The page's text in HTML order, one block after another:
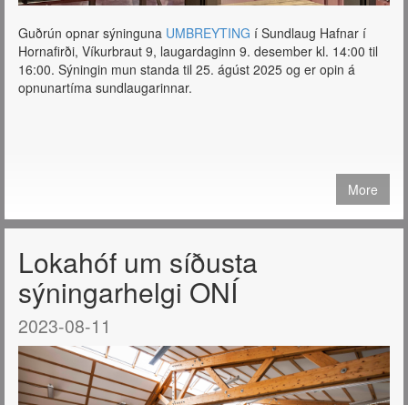
Guðrún opnar sýninguna UMBREYTING í Sundlaug Hafnar í
Hornafirði, Víkurbraut 9, laugardaginn 9. desember kl. 14:00 til
16:00. Sýningin mun standa til 25. ágúst 2025 og er opin á
opnunartíma sundlaugarinnar.
More
Lokahóf um síðusta
sýningarhelgi ONÍ
2023-08-11